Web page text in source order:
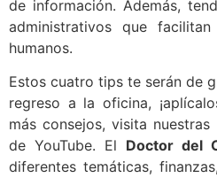
de información. Además,
administrativos que
humanos.
Estos cuatro tips te serán de
regreso a la oficina,
más consejos, visita
de YouTube. El Doctor del
diferentes temáticas,